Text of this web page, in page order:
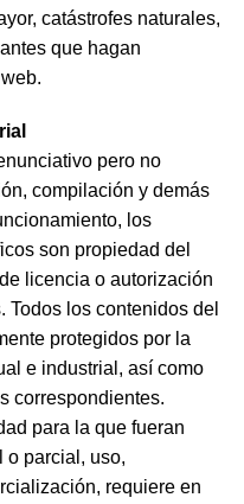
catástrofes naturales,
que hagan
pero no
compilación y demás
los
son propiedad del
licencia o autorización
Todos los contenidos del
protegidos por la
e industrial, así como
correspondientes.
para la que fueran
o parcial, uso,
requiere en